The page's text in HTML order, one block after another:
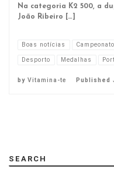
Na categoria K2 500, a
João Ribeiro […]
Boas notícias Campeonato
Desporto
Medalhas
by Vitamina-te Published
SEARCH